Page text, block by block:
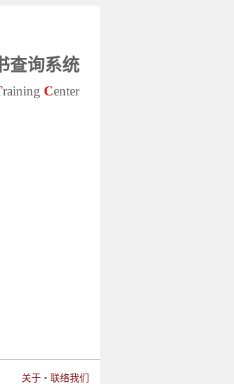
查询系统
raining Center
关于 • 联络我们